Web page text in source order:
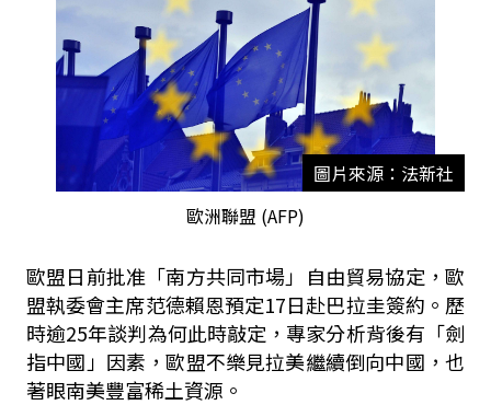
圖片來源：法新社
歐洲聯盟 (AFP)
歐盟日前批准「南方共同市場」自由貿易協定，歐
盟執委會主席范德賴恩預定17日赴巴拉圭簽約。歷
時逾25年談判為何此時敲定，專家分析背後有「劍
指中國」因素，歐盟不樂見拉美繼續倒向中國，也
著眼南美豐富稀土資源。